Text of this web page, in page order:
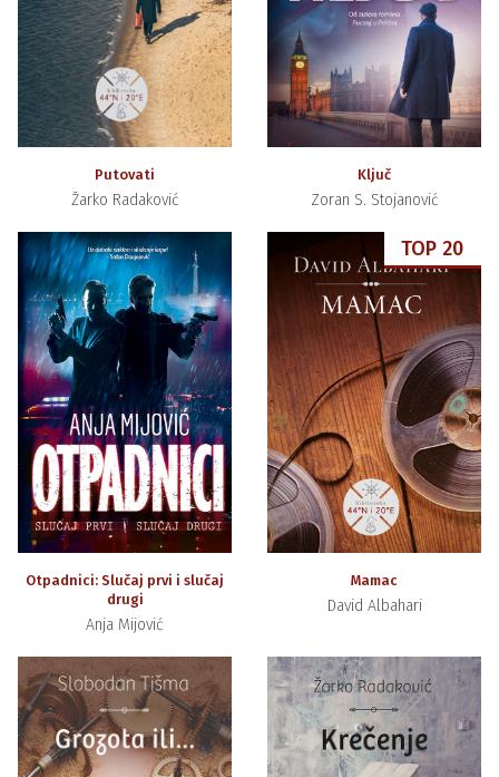
Putovati
Žarko Radaković
Ključ
Zoran S. Stojanović
Otpadnici: Slučaj prvi i slučaj
drugi
Anja Mijović
TOP 20
Mamac
David Albahari